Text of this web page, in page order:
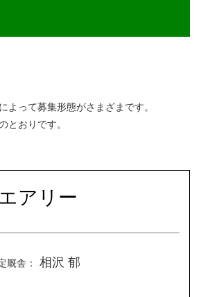
よって募集形態がさまざまです。
とおりです。
アリー
厩舎： 相沢 郁